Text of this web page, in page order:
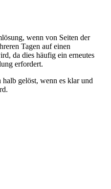
wenn von Seiten der
Tagen auf einen
da dies häufig ein erneutes
erfordert.
gelöst, wenn es klar und